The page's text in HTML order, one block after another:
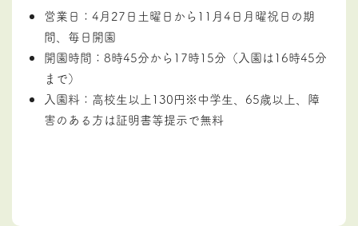
営業日：4月27日土曜日から11月4日月曜祝日の期
間、毎日開園
開園時間：8時45分から17時15分（入園は16時45分
まで）
入園料：高校生以上130円※中学生、65歳以上、障
害のある方は証明書等提示で無料